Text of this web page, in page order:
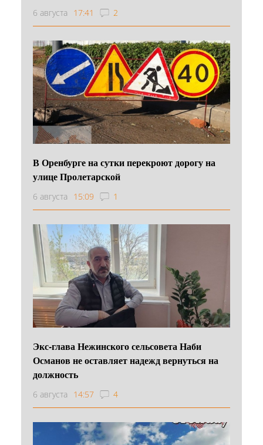
6 августа 17:41 2
В Оренбурге на сутки перекроют дорогу на
улице Пролетарской
6 августа 15:09 1
Экс-глава Нежинского сельсовета Наби
Османов не оставляет надежд вернуться на
должность
6 августа 14:57 4